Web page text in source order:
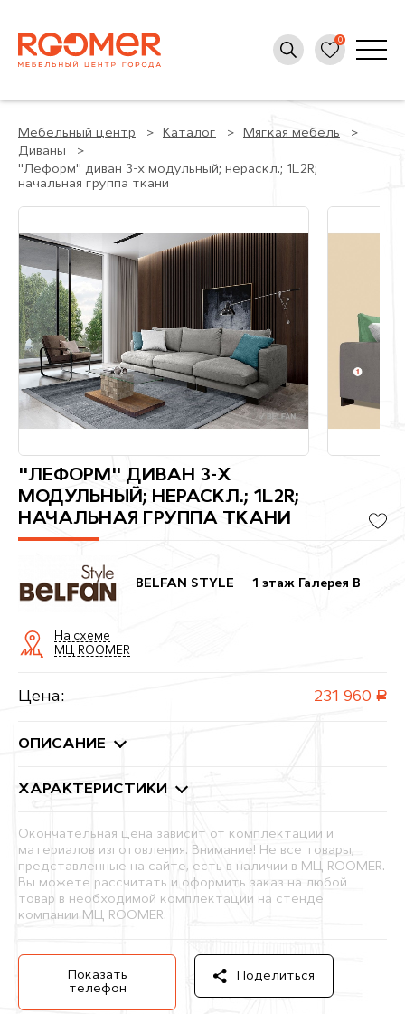
Мебельный центр Каталог
Мягкая мебель
Диваны
"Леформ" диван 3-х модульный; нераскл.; 1L2R;
начальная группа ткани
"ЛЕФОРМ" ДИВАН 3-Х
МОДУЛЬНЫЙ; НЕРАСКЛ.; 1L2R;
НАЧАЛЬНАЯ ГРУППА ТКАНИ
BELFAN STYLE 1 этаж Галерея B
На схеме
МЦ ROOMER
Цена: 231 960 руб.
ОПИСАНИЕ
ХАРАКТЕРИСТИКИ
Окончательная цена зависит от комплектации и
материалов изготовления. Внимание! Не все товары,
представленные на сайте, есть в наличии в МЦ ROOMER.
Вы можете рассчитать и оформить заказ на любой
товар в необходимой комплектации на стенде
компании МЦ ROOMER.
Показать
телефон
Поделиться